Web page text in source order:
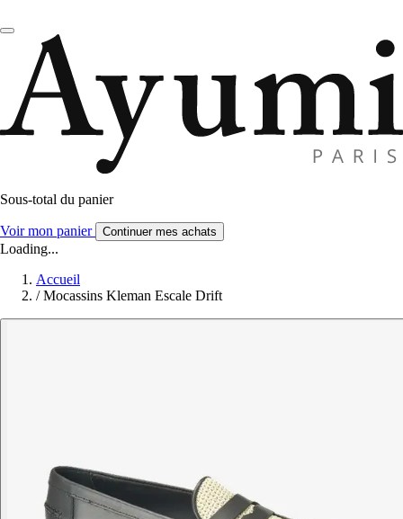
Sous-total du panier
Voir mon panier Continuer mes achats
Loading...
Accueil
/ Mocassins Kleman Escale Drift